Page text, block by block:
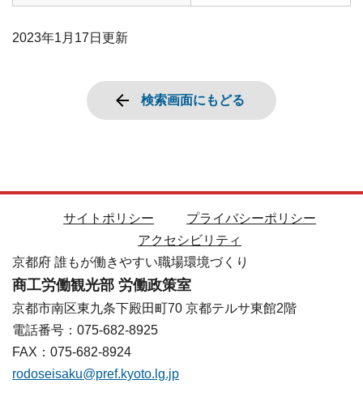
2023年1月17日 更新
検索画面にもどる
サイトポリシー
プライバシーポリシー
アクセシビリティ
京都府 誰もが働きやすい職場環境づくり
商工労働観光部 労働政策室
京都市南区東九条下殿田町70 京都テルサ東館2階
電話番号：075-682-8925
FAX：075-682-8924
rodoseisaku@pref.kyoto.lg.jp